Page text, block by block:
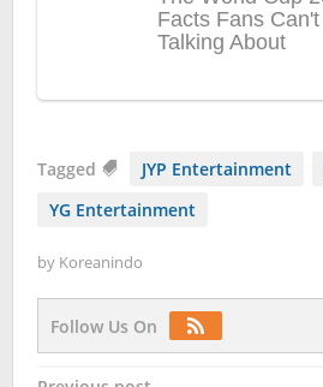
Tagged JYP Entertainment
YG Entertainment
by Koreanindo
Follow Us On